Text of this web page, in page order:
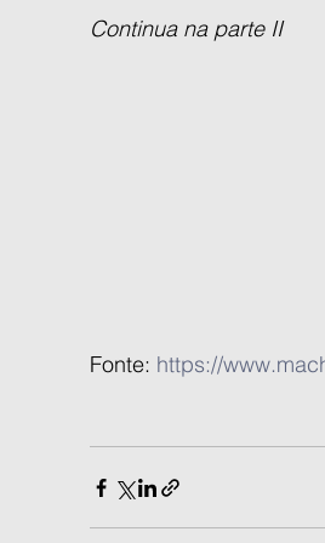
Continua na parte II
Fonte: https://